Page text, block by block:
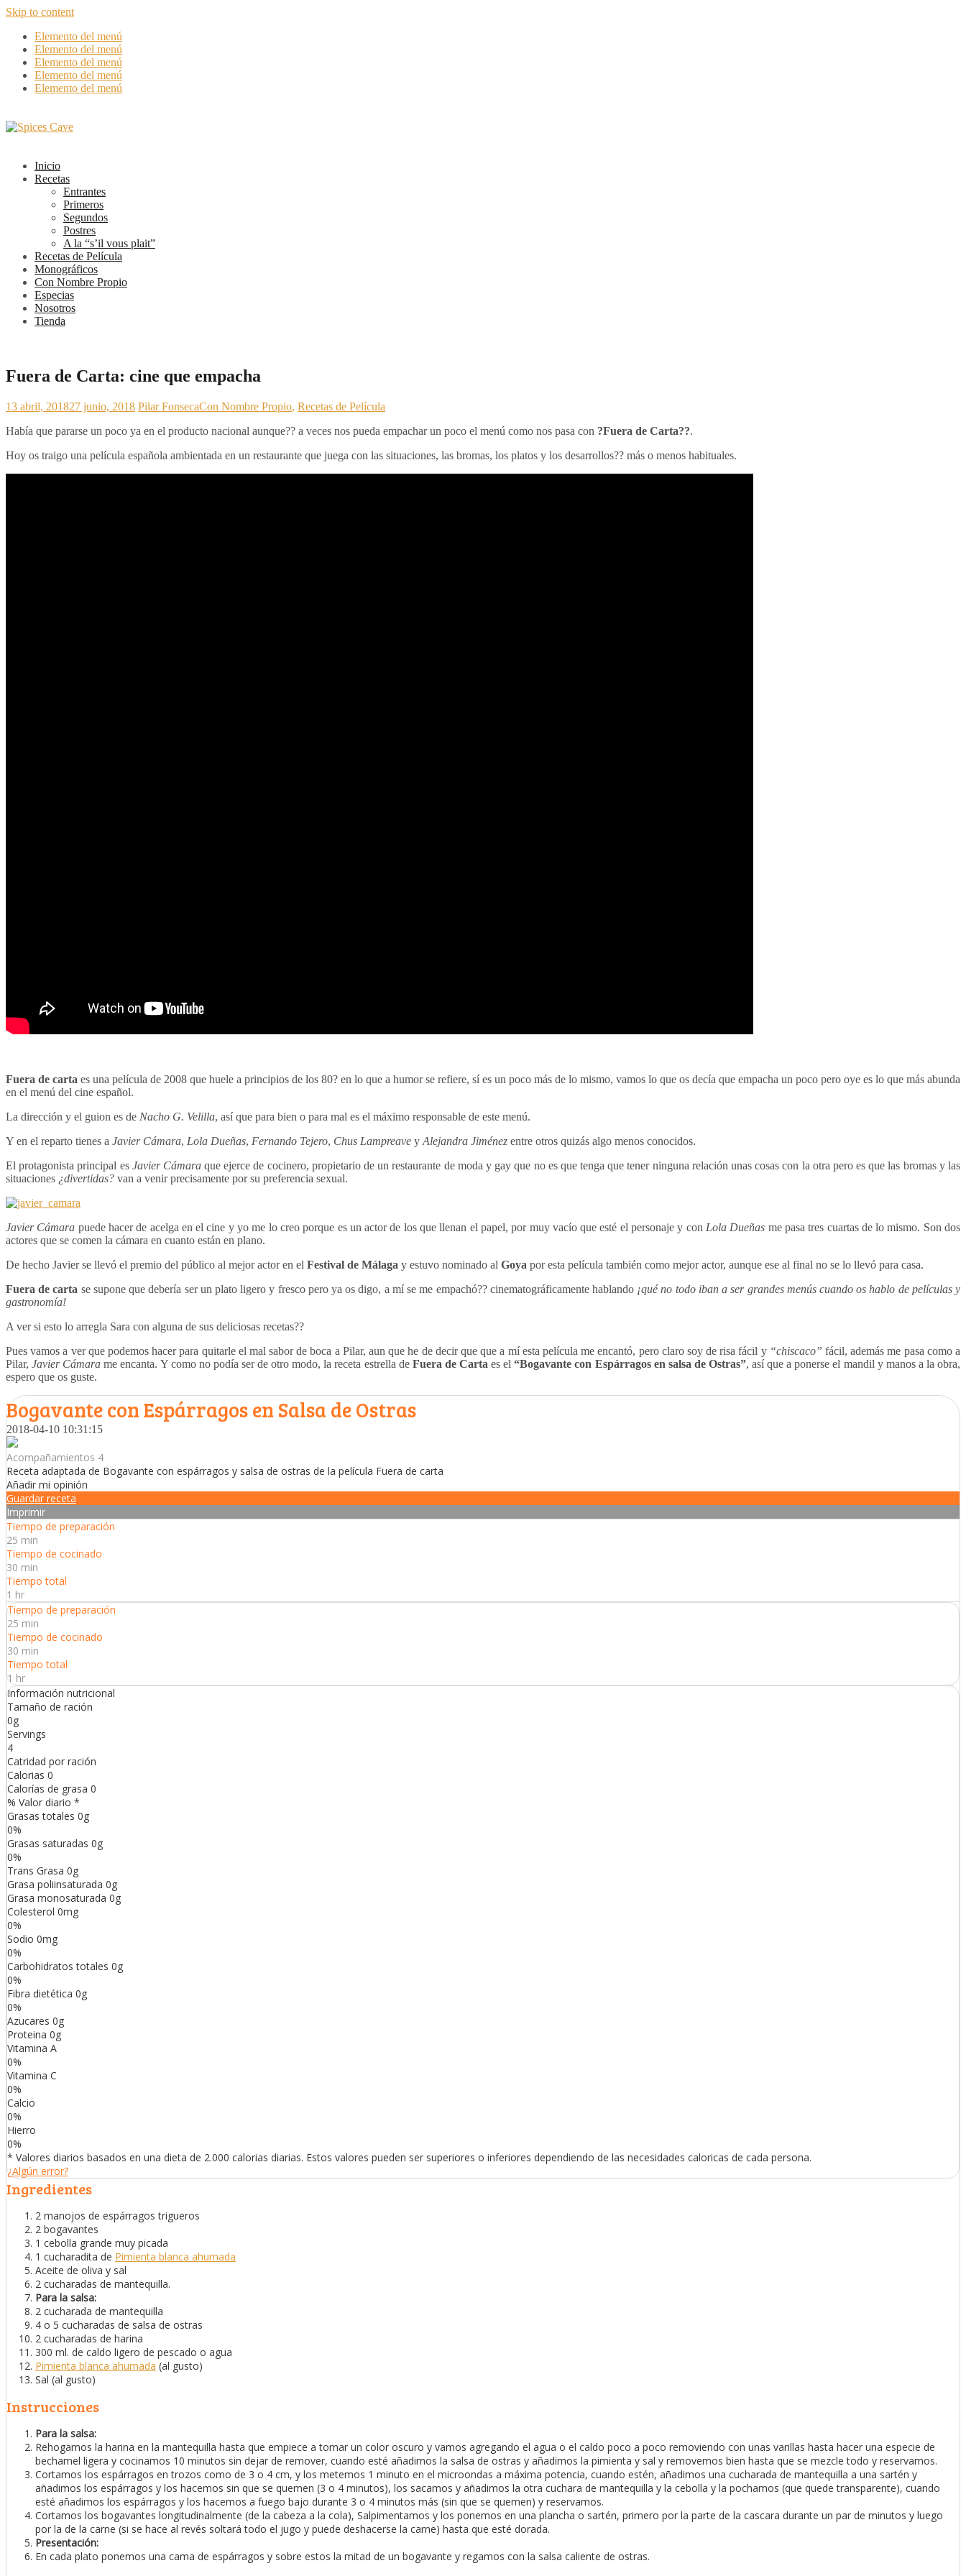
Skip to content
Elemento del menú
Elemento del menú
Elemento del menú
Elemento del menú
Elemento del menú
Inicio
Recetas
Entrantes
Primeros
Segundos
Postres
A la “s’il vous plait”
Recetas de Película
Monográficos
Con Nombre Propio
Especias
Nosotros
Tienda
Fuera de Carta: cine que empacha
13 abril, 201827 junio, 2018 Pilar FonsecaCon Nombre Propio, Recetas de Película
Había que pararse un poco ya en el producto nacional aunque?? a veces nos pueda empachar un poco el menú como nos pasa con ?Fuera de Carta??.
Hoy os traigo una película española ambientada en un restaurante que juega con las situaciones, las bromas, los platos y los desarrollos?? más o menos habituales.
Fuera de carta es una película de 2008 que huele a principios de los 80? en lo que a humor se refiere, sí es un poco más de lo mismo, vamos lo que os decía que empacha un poco pero oye es lo que más abunda
en el menú del cine español.
La dirección y el guion es de Nacho G. Velilla, así que para bien o para mal es el máximo responsable de este menú.
Y en el reparto tienes a Javier Cámara, Lola Dueñas, Fernando Tejero, Chus Lampreave y Alejandra Jiménez entre otros quizás algo menos conocidos.
El protagonista principal es Javier Cámaraque ejerce de cocinero, propietario de un restaurante de moda y gay que no es que tenga que tener ninguna relación unas cosas con la otra pero es que las bromas y las
situaciones ¿divertidas? van a venir precisamente por su preferencia sexual.
Javier Cámara puede hacer de acelga en el cine y yo me lo creo porque es un actor de los que llenan el papel, por muy vacío que esté el personaje y con Lola Dueñas me pasa tres cuartas de lo mismo. Son dos
actores que se comen la cámara en cuanto están en plano.
De hecho Javier se llevó el premio del público al mejor actor en el Festival de Málaga y estuvo nominado al Goya por esta película también como mejor actor, aunque ese al final no se lo llevó para casa.
Fuera de carta se supone que debería ser un plato ligero y fresco pero ya os digo, a mí se me empachó?? cinematográficamente hablando ¡qué no todo iban a ser grandes menús cuando os hablo de películas y
gastronomía!
A ver si esto lo arregla Sara con alguna de sus deliciosas recetas??
Pues vamos a ver que podemos hacer para quitarle el mal sabor de boca a Pilar, aun que he de decir que que a mí esta película me encantó, pero claro soy de risa fácil y “chiscaco” fácil, además me pasa como a
Pilar,Javier Cámara me encanta. Y como no podía ser de otro modo, la receta estrella de Fuera de Carta es el“Bogavante con Espárragos en salsa de Ostras”, así que a ponerse el mandil y manos a la obra,
espero que os guste.
Bogavante con Espárragos en Salsa de Ostras
2018-04-10 10:31:15
Acompañamientos 4
Receta adaptada de Bogavante con espárragos y salsa de ostras de la película Fuera de carta
Añadir mi opinión
Guardar receta
Imprimir
Tiempo de preparación
25 min
Tiempo de cocinado
30 min
Tiempo total
1 hr
Tiempo de preparación
25 min
Tiempo de cocinado
30 min
Tiempo total
1 hr
Información nutricional
Tamaño de ración
0g
Servings
4
Catridad por ración
Calorias 0
Calorías de grasa 0
% Valor diario *
Grasas totales 0g
0%
Grasas saturadas 0g
0%
Trans Grasa 0g
Grasa poliinsaturada 0g
Grasa monosaturada 0g
Colesterol 0mg
0%
Sodio 0mg
0%
Carbohidratos totales 0g
0%
Fibra dietética 0g
0%
Azucares 0g
Proteina 0g
Vitamina A
0%
Vitamina C
0%
Calcio
0%
Hierro
0%
* Valores diarios basados en una dieta de 2.000 calorias diarias. Estos valores pueden ser superiores o inferiores dependiendo de las necesidades caloricas de cada persona.
¿Algún error?
Ingredientes
2 manojos de espárragos trigueros
2 bogavantes
1 cebolla grande muy picada
1 cucharadita de Pimienta blanca ahumada
Aceite de oliva y sal
2 cucharadas de mantequilla.
Para la salsa:
2 cucharada de mantequilla
4 o 5 cucharadas de salsa de ostras
2 cucharadas de harina
300 ml. de caldo ligero de pescado o agua
Pimienta blanca ahumada (al gusto)
Sal (al gusto)
Instrucciones
Para la salsa:
Rehogamos la harina en la mantequilla hasta que empiece a tomar un color oscuro y vamos agregando el agua o el caldo poco a poco removiendo con unas varillas hasta hacer una especie de
bechamel ligera y cocinamos 10 minutos sin dejar de remover, cuando esté añadimos la salsa de ostras y añadimos la pimienta y sal y removemos bien hasta que se mezcle todo y reservamos.
Cortamos los espárragos en trozos como de 3 o 4 cm, y los metemos 1 minuto en el microondas a máxima potencia, cuando estén, añadimos una cucharada de mantequilla a una sartén y
añadimos los espárragos y los hacemos sin que se quemen (3 o 4 minutos), los sacamos y añadimos la otra cuchara de mantequilla y la cebolla y la pochamos (que quede transparente), cuando
esté añadimos los espárragos y los hacemos a fuego bajo durante 3 o 4 minutos más (sin que se quemen) y reservamos.
Cortamos los bogavantes longitudinalmente (de la cabeza a la cola), Salpimentamos y los ponemos en una plancha o sartén, primero por la parte de la cascara durante un par de minutos y luego
por la de la carne (si se hace al revés soltará todo el jugo y puede deshacerse la carne) hasta que esté dorada.
Presentación:
En cada plato ponemos una cama de espárragos y sobre estos la mitad de un bogavante y regamos con la salsa caliente de ostras.